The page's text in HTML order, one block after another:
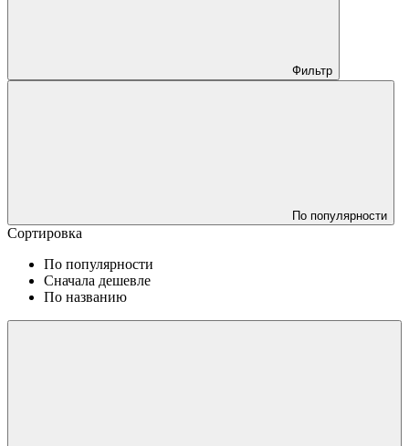
Фильтр
По популярности
Сортировка
По популярности
Сначала дешевле
По названию